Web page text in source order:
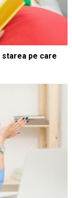
pe care